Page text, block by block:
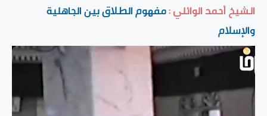
الشيخ أحمد الوائلي :مفهوم الطلاق بين الجاهلية
والإسلام